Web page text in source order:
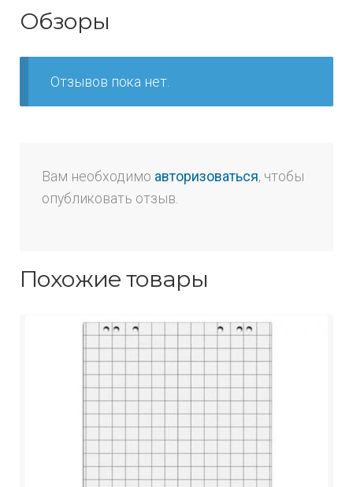
Обзоры
Отзывов пока нет.
Вам необходимо авторизоваться, чтобы
опубликовать отзыв.
Похожие товары